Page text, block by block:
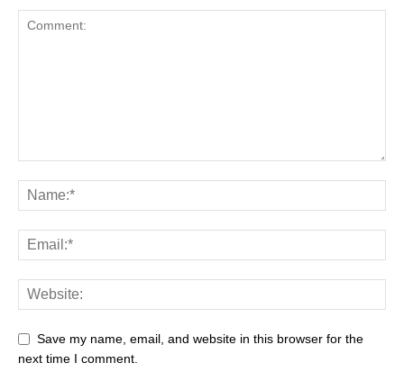
Save my name, email, and website in this browser for the
next time I comment.